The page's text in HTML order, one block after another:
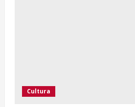
Cultura